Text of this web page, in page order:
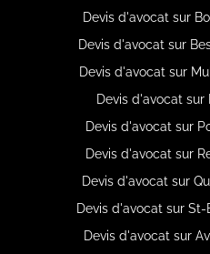
Devis d'avocat sur
Devis d'avocat sur
Devis d'avocat sur
Devis d'avocat sur
Devis d'avocat sur
Devis d'avocat sur
Devis d'avocat sur
Devis d'avocat sur
Devis d'avocat sur